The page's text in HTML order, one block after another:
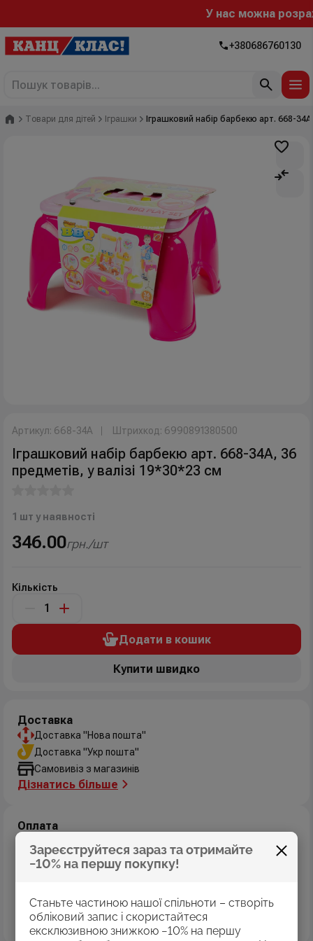
У нас можна
+380686760130
Зареєструйтеся зараз та отримайте
−10% на першу покупку!
Станьте частиною нашої спільноти – створіть
обліковий запис і скористайтеся
ексклюзивною знижкою −10% на першу
Головна
Товари для дітей Іграшки Іграшковий набір барбекю арт. 668-
Артикул: 668-34А Штрихкод: 6990891380500
Іграшковий набір барбекю арт. 668-34А, 36
предметів, у валізі 19*30*23 см
1 шт у наявності
346.00грн./шт
Кількість
Додати в кошик
Купити швидко
Доставка
Доставка "Нова пошта"
Доставка "Укр пошта"
Самовивіз з магазинів
Дізнатись більше
Оплата
MasterCard
Оплата коштами програми «Пакунок школяра»
Безготівковий розрахунок
Дізнатись більше